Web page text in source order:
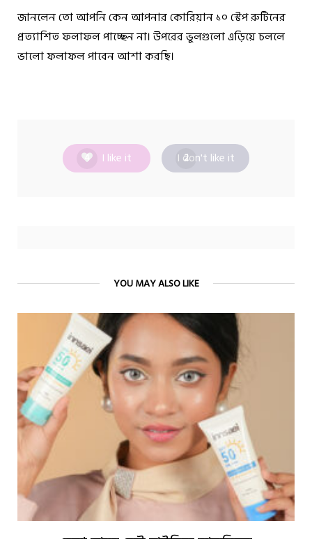
জানলেন তো আপনি কেন আপনার কোরিয়ান ১০ স্টেপ রুটিনের
প্রত্যাশিত ফলাফল পাচ্ছেন না। উপরের ভুলগুলো এড়িয়ে চললে
ভালো ফলাফল পাবেন আশা করছি।
4 I like it 2
I don't like it
YOU MAY ALSO LIKE